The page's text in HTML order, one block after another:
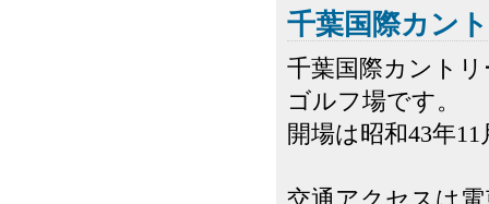
千葉国際カン
千葉国際カント
ゴルフ場です。
開場は昭和43年